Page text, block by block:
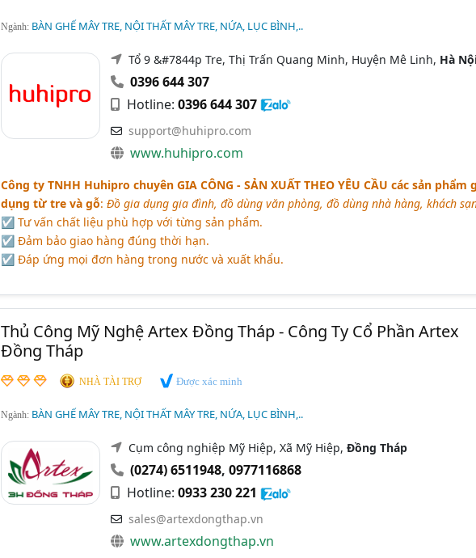
Ngành: BÀN GHẾ MÂY TRE, NỘI THẤT MÂY TRE, NỨA, LỤC BÌNH,..
Tổ 9 &#7844p Tre, Thị Trấn Quang Minh, Huyện Mê Linh, Hà
0396 644 307
Hotline: 0396 644 307
support@huhipro.com
www.huhipro.com
Công ty TNHH Huhipro chuyên GIA CÔNG - SẢN XUẤT THEO YÊU CẦU các sản phẩm
dụng từ tre và gỗ: Đồ gia dụng gia đình, đồ dùng văn phòng, đồ dùng nhà hàng, khách
☑ Tư vấn chất liệu phù hợp với từng sản phẩm.
☑ Đảm bảo giao hàng đúng thời hạn.
☑ Đáp ứng mọi đơn hàng trong nước và xuất khẩu.
Thủ Công Mỹ Nghệ Artex Đồng Tháp - Công Ty Cổ Phần Artex
Đồng Tháp
NHÀ TÀI TRỢ Được xác minh
Ngành: BÀN GHẾ MÂY TRE, NỘI THẤT MÂY TRE, NỨA, LỤC BÌNH,..
Cụm công nghiệp Mỹ Hiệp, Xã Mỹ Hiệp, Đồng Tháp
(0274) 6511948, 0977116868
Hotline: 0933 230 221
sales@artexdongthap.vn
www.artexdongthap.vn